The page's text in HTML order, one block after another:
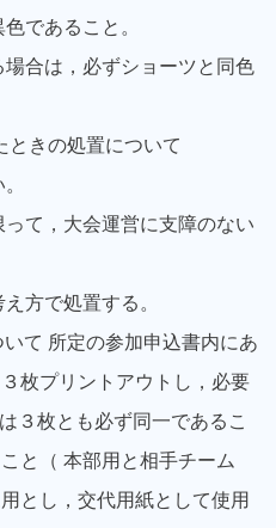
であること。
合は，必ずショーツと同色
ときの処置について
て，大会運営に支障のない
方で処置する。
て 所定の参加申込書内にあ
枚プリントアウトし，必要
３枚とも必ず同一であるこ
と（ 本部用と相手チーム
とし，交代用紙として使用